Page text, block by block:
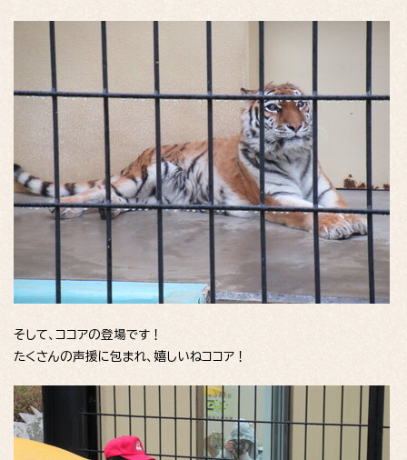
そして、ココアの登場です！
たくさんの声援に包まれ、嬉しいねココア！